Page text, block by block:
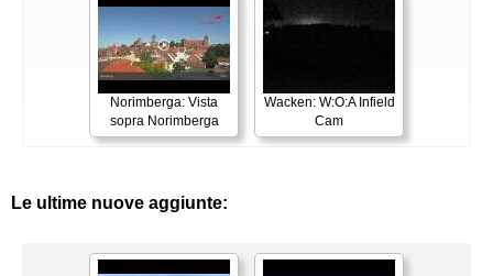
Norimberga: Vista
sopra Norimberga
Wacken: W:O:A Infield
Cam
Le ultime nuove aggiunte: